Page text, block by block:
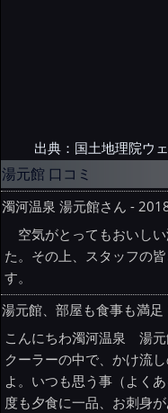
出典：国土地理院ウ
湯元館 口コミ
濁河温泉 湯元館さん -
空気がとってもおいし
た。その上、スタッフの
す。
湯元館、部屋も食事も満
こんにちわ濁河温泉 湯元
クーラーの中で、かけ流
よ。いつも思う事（よく
度も夕食に一品、お刺身